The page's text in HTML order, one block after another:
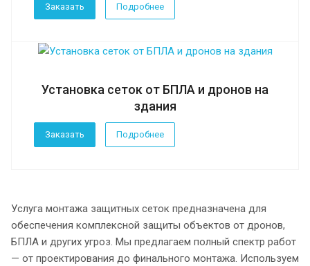
Заказать Подробнее
Установка сеток от БПЛА и дронов на
здания
Заказать Подробнее
Услуга монтажа защитных сеток предназначена для
обеспечения комплексной защиты объектов от дронов,
БПЛА и других угроз. Мы предлагаем полный спектр работ
— от проектирования до финального монтажа. Используем